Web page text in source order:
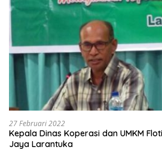
27 Februari 2022
Kepala Dinas Koperasi dan UMKM
Jaya Larantuka